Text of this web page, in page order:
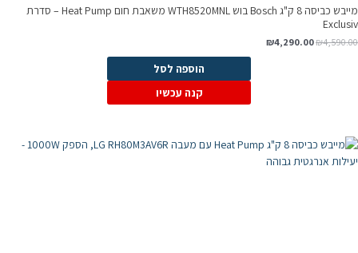
מייבש כביסה 8 ק"ג Bosch בוש WTH8520MNL משאבת חום Heat Pump – סדרת
Exclusiv
₪4,590.00
₪4,290.00
הוספה לסל
קנה עכשיו